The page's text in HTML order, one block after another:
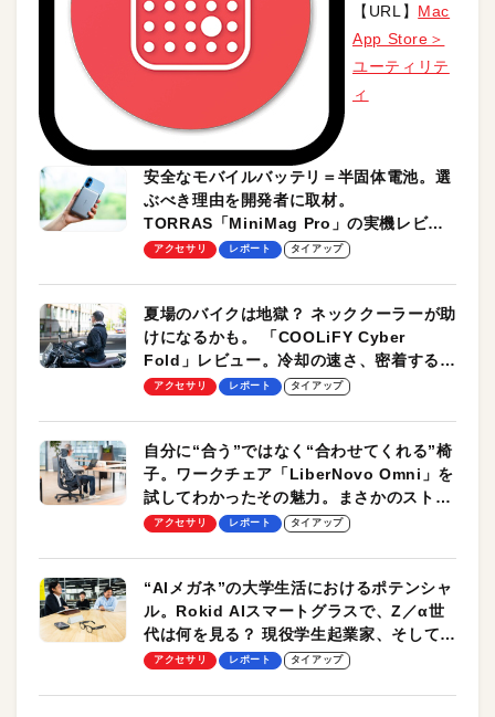
【URL】 Mac
App Store＞
ユーティリテ
ィ
安全なモバイルバッテリ＝半固体電池。選
ぶべき理由を開発者に取材。
TORRAS「MiniMag Pro」の実機レビュ
ーも
アクセサリ レポート タイアップ
夏場のバイクは地獄？ ネッククーラーが助
けになるかも。 「COOLiFY Cyber
Fold」レビュー。冷却の速さ、密着する冷
却プレート、シンプルな操作性がグッド！
アクセサリ レポート タイアップ
自分に“合う”ではなく“合わせてくれる”椅
子。ワークチェア「LiberNovo Omni」を
試してわかったその魅力。まさかのストレ
ッチ機能も搭載
アクセサリ レポート タイアップ
“AIメガネ”の大学生活におけるポテンシャ
ル。Rokid AIスマートグラスで、Z／α世
代は何を見る？ 現役学生起業家、そして教
授による体験会レポート【PR】
アクセサリ レポート タイアップ